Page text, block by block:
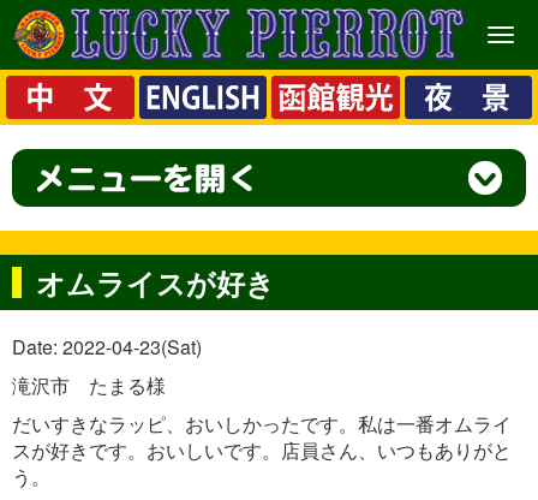
メ
ニ
ュ
ー
オムライスが好き
Date: 2022-04-23(Sat)
滝沢市 たまる様
だいすきなラッピ、おいしかったです。私は一番オムライ
スが好きです。おいしいです。店員さん、いつもありがと
う。